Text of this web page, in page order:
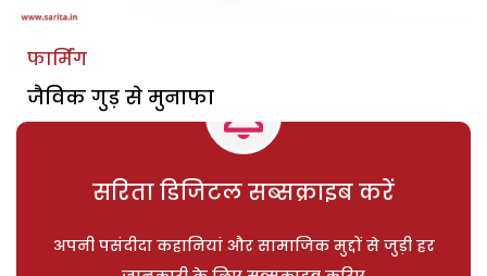
फार्मिंग
जैविक गुड़ से मुनाफा
सरिता डिजिटल सब्सक्राइब करें
अपनी पसंदीदा कहानियां और सामाजिक मुद्दों से जुड़ी हर